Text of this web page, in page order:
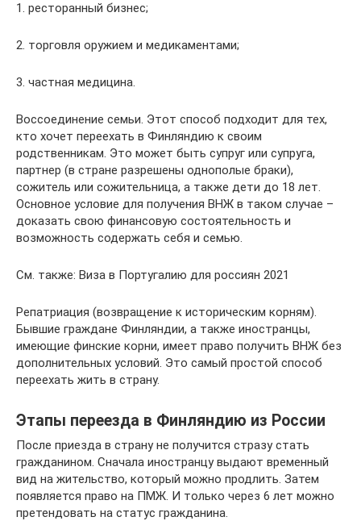
1. ресторанный бизнес;
2. торговля оружием и медикаментами;
3. частная медицина.
Воссоединение семьи. Этот способ подходит для тех,
кто хочет переехать в Финляндию к своим
родственникам. Это может быть супруг или супруга,
партнер (в стране разрешены однополые браки),
сожитель или сожительница, а также дети до 18 лет.
Основное условие для получения ВНЖ в таком случае –
доказать свою финансовую состоятельность и
возможность содержать себя и семью.
См. также: Виза в Португалию для россиян 2021
Репатриация (возвращение к историческим корням).
Бывшие граждане Финляндии, а также иностранцы,
имеющие финские корни, имеет право получить ВНЖ без
дополнительных условий. Это самый простой способ
переехать жить в страну.
Этапы переезда в Финляндию из России
После приезда в страну не получится стразу стать
гражданином. Сначала иностранцу выдают временный
вид на жительство, который можно продлить. Затем
появляется право на ПМЖ. И только через 6 лет можно
претендовать на статус гражданина.